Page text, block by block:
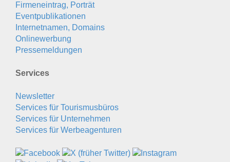
Firmeneintrag, Porträt
Eventpublikationen
Internetnamen, Domains
Onlinewerbung
Pressemeldungen
Services
Newsletter
Services für Tourismusbüros
Services für Unternehmen
Services für Werbeagenturen